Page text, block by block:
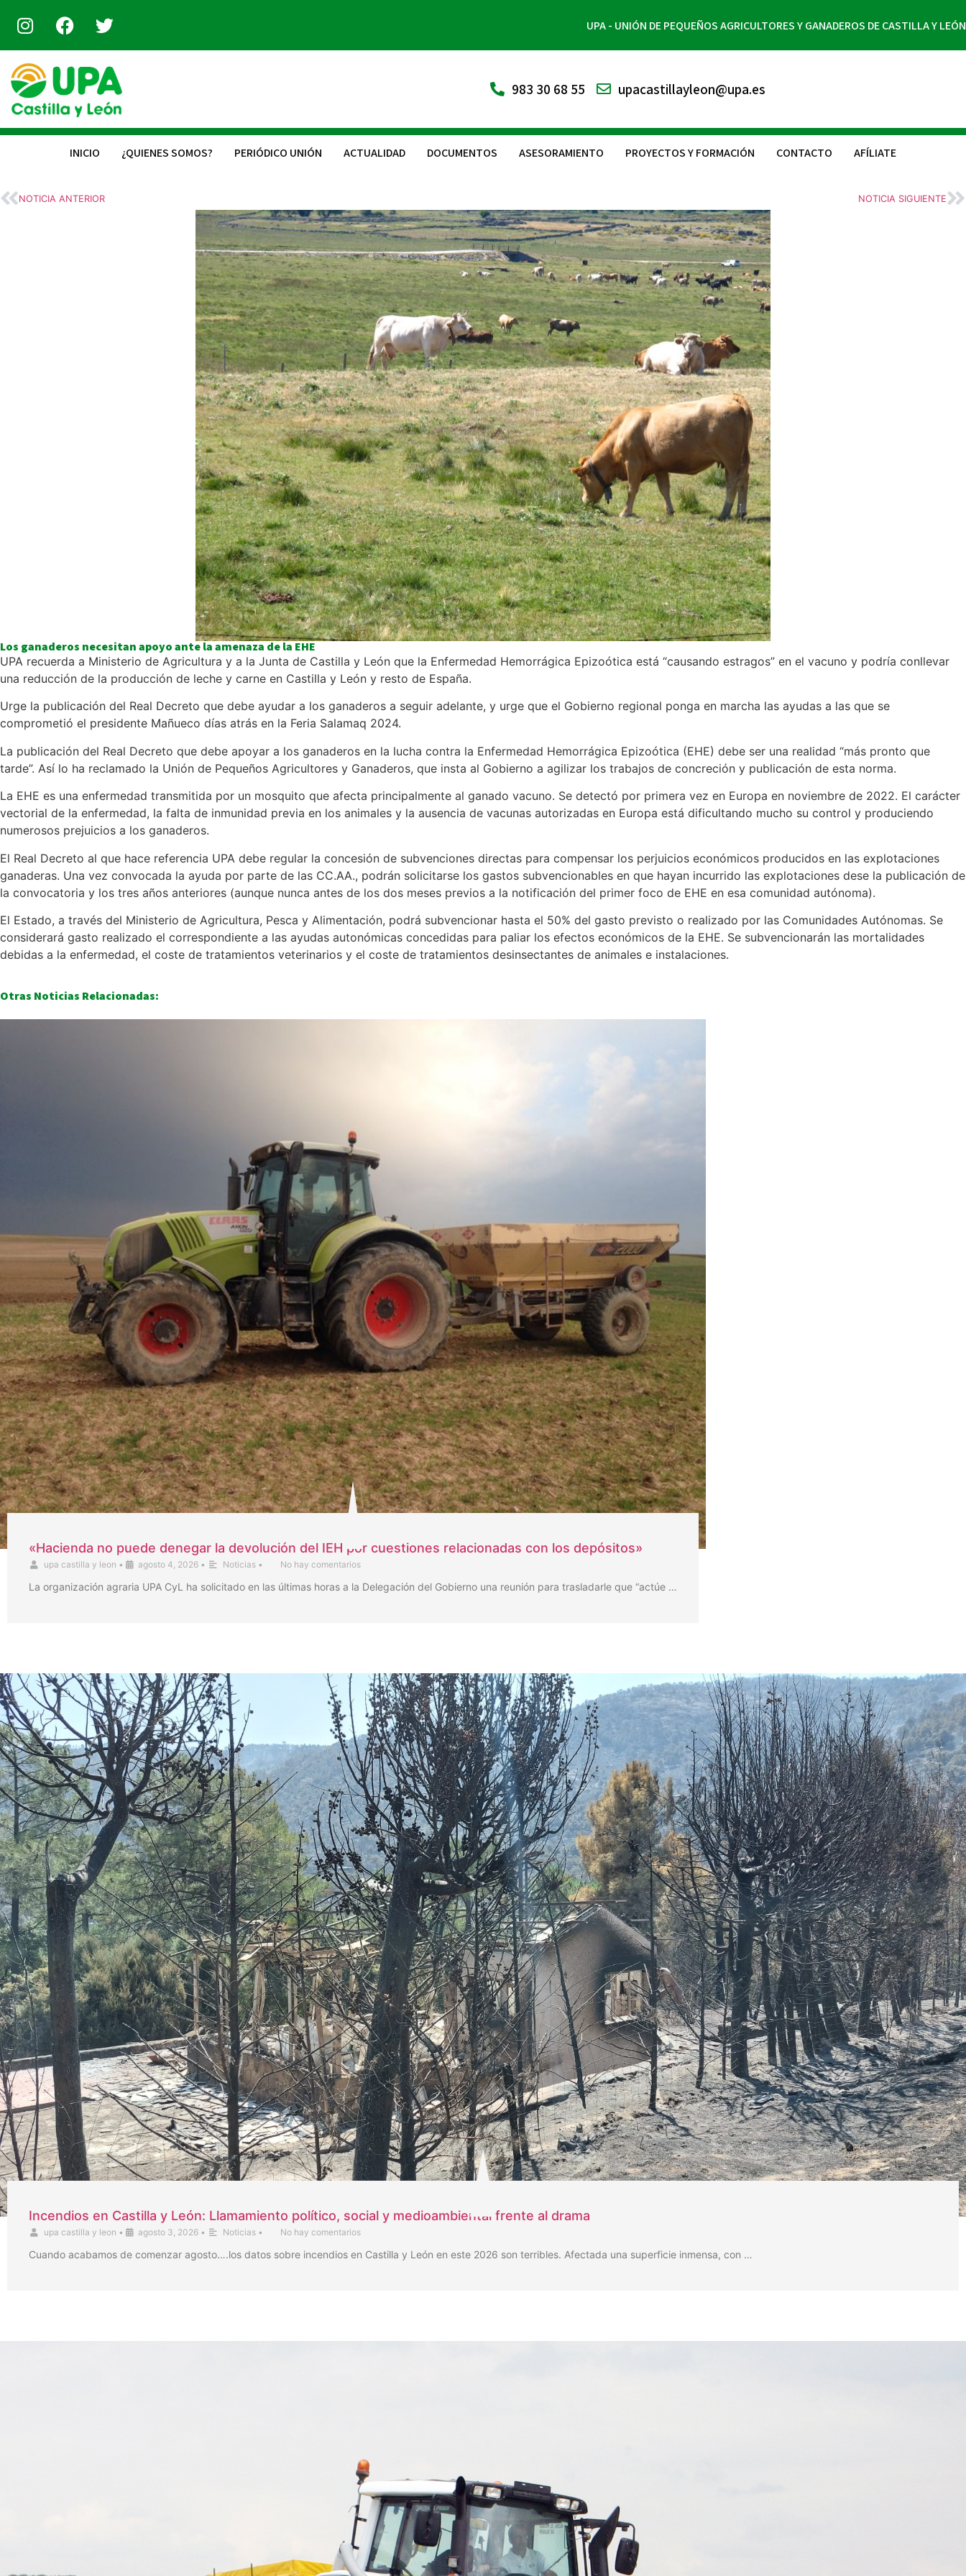
UPA - UNIÓN DE PEQUEÑOS AGRICULTORES Y GANADEROS DE CASTILLA Y LEÓN
983 30 68 55 upacastillayleon@upa.es
INICIO ¿QUIENES SOMOS? PERIÓDICO UNIÓN ACTUALIDAD DOCUMENTOS ASESORAMIENTO PROYECTOS Y FORMACIÓN CONTACTO AFÍLIATE
NOTICIA ANTERIOR NOTICIA SIGUIENTE
Los ganaderos necesitan apoyo ante la amenaza de la EHE
UPA recuerda a Ministerio de Agricultura y a la Junta de Castilla y León que la Enfermedad Hemorrágica Epizoótica está “causando estragos” en el vacuno y podría conllevar
una reducción de la producción de leche y carne en Castilla y León y resto de España.
Urge la publicación del Real Decreto que debe ayudar a los ganaderos a seguir adelante, y urge que el Gobierno regional ponga en marcha las ayudas a las que se
comprometió el presidente Mañueco días atrás en la Feria Salamaq 2024.
La publicación del Real Decreto que debe apoyar a los ganaderos en la lucha contra la Enfermedad Hemorrágica Epizoótica (EHE) debe ser una realidad “más pronto que
tarde”. Así lo ha reclamado la Unión de Pequeños Agricultores y Ganaderos, que insta al Gobierno a agilizar los trabajos de concreción y publicación de esta norma.
La EHE es una enfermedad transmitida por un mosquito que afecta principalmente al ganado vacuno. Se detectó por primera vez en Europa en noviembre de 2022. El carácter
vectorial de la enfermedad, la falta de inmunidad previa en los animales y la ausencia de vacunas autorizadas en Europa está dificultando mucho su control y produciendo
numerosos prejuicios a los ganaderos.
El Real Decreto al que hace referencia UPA debe regular la concesión de subvenciones directas para compensar los perjuicios económicos producidos en las explotaciones
ganaderas. Una vez convocada la ayuda por parte de las CC.AA., podrán solicitarse los gastos subvencionables en que hayan incurrido las explotaciones dese la publicación de
la convocatoria y los tres años anteriores (aunque nunca antes de los dos meses previos a la notificación del primer foco de EHE en esa comunidad autónoma).
El Estado, a través del Ministerio de Agricultura, Pesca y Alimentación, podrá subvencionar hasta el 50% del gasto previsto o realizado por las Comunidades Autónomas. Se
considerará gasto realizado el correspondiente a las ayudas autonómicas concedidas para paliar los efectos económicos de la EHE. Se subvencionarán las mortalidades
debidas a la enfermedad, el coste de tratamientos veterinarios y el coste de tratamientos desinsectantes de animales e instalaciones.
Otras Noticias Relacionadas:
«Hacienda no puede denegar la devolución del IEH por cuestiones relacionadas con los depósitos»
upa castilla y leon • agosto 4, 2026 • Noticias • No hay comentarios
La organización agraria UPA CyL ha solicitado en las últimas horas a la Delegación del Gobierno una reunión para trasladarle que “actúe …
Incendios en Castilla y León: Llamamiento político, social y medioambiental frente al drama
upa castilla y leon • agosto 3, 2026 • Noticias • No hay comentarios
Cuando acabamos de comenzar agosto….los datos sobre incendios en Castilla y León en este 2026 son terribles. Afectada una superficie inmensa, con …